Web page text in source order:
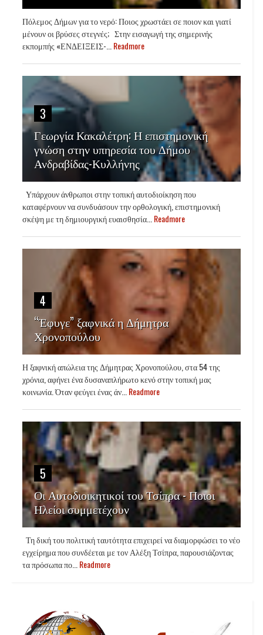
Πόλεμος Δήμων για το νερό: Ποιος χρωστάει σε ποιον και γιατί
μένουν οι βρύσες στεγνές; Στην εισαγωγή της σημερινής
εκπομπής «ΕΝΔΕΙΞΕΙΣ-...Readmore
3
Γεωργία Κακαλέτρη: Η επιστημονική
γνώση στην υπηρεσία του Δήμου
Ανδραβίδας-Κυλλήνης
Υπάρχουν άνθρωποι στην τοπική αυτοδιοίκηση που
καταφέρνουν να συνδυάσουν την ορθολογική, επιστημονική
σκέψη με τη δημιουργική ευαισθησία...Readmore
4
“Έφυγε” ξαφνικά η Δήμητρα
Χρονοπούλου
Η ξαφνική απώλεια της Δήμητρας Χρονοπούλου, στα 54 της
χρόνια, αφήνει ένα δυσαναπλήρωτο κενό στην τοπική μας
κοινωνία. Όταν φεύγει ένας άν...Readmore
5
Οι Αυτοδιοικητικοί του Τσίπρα - Ποιοι
Ηλείοι συμμετέχουν
Τη δική του πολιτική ταυτότητα επιχειρεί να διαμορφώσει το νέο
εγχείρημα που συνδέεται με τον Αλέξη Τσίπρα, παρουσιάζοντας
τα πρόσωπα πο...Readmore